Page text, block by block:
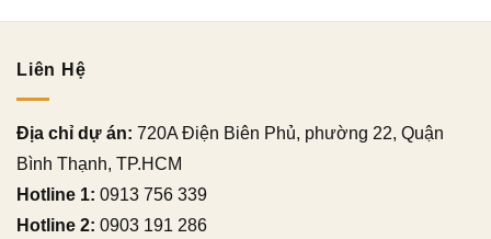
Liên Hệ
Địa chỉ dự án: 720A Điện Biên Phủ, phường 22, Quận
Bình Thạnh, TP.HCM
Hotline 1: 0913 756 339
Hotline 2: 0903 191 286